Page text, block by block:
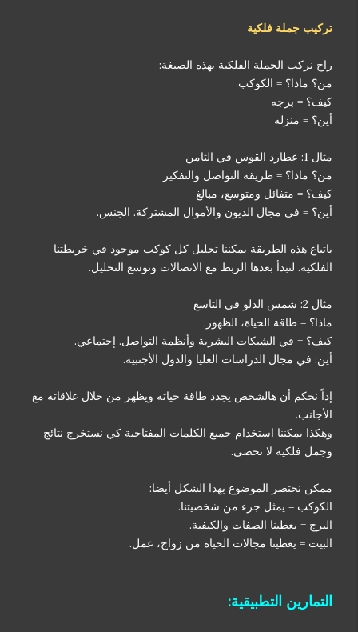
تركيب جملة فلكية
راح نركب الجملة الفلكية بهذه الصيغة:
من؟ ماذا؟ = الكوكب
كيف؟ = برجه
أين؟ = منزله
مثال 1: عطارد القوس في الثامن
من؟ ماذا؟ = طريقة التواصل والتفكير
كيف؟ = متفائل ومتوسع، مبالغ
أين؟ = في مجال الديون والأموال المشتركة. الجنس.
باتباع هذه الطريقة يمكننا تحليل كل كوكب موجود في خريطتنا
الفلكية. لنبدأ بعدها الربط مع الاتصالات ونوسع التحليل.
مثال 2: شمس الدلو في التاسع
ماذا؟ = طاقة الحياة، الظهور.
كيف؟ = في الشبكات البشرية وأنظمة التواصل. إجتماعي.
أين: في مجال الدراسات العليا والدول الأجنبية.
إذاً نحكم أن هالشخص يجدد طاقة حياته ويظهر من خلال علاقاته مع
الأجانب.
وهكذا يمكننا استخدام جميع الكلمات المفتاحية كي نستخرج نتائج
وجمل فلكية لا تحصى.
ممكن نختصر الموضوع بهذا الشكل أيضا:
الكوكب = يمثل جزء من شخصيتنا.
البرج = يعطينا الصفات والكيفية.
البيت = يعطينا مجالات الحياة من زواج، عمل.
التمارين التطبيقية: